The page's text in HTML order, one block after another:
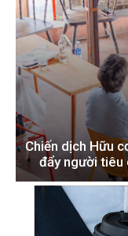
Chiến dịch Hữu
đẩy người tiêu